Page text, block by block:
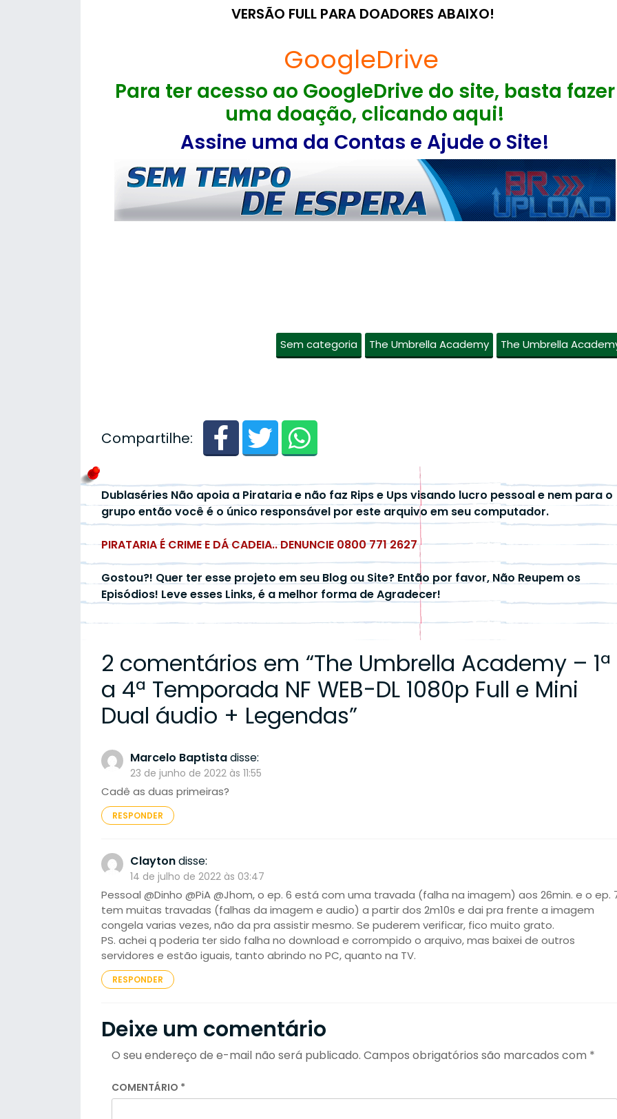
VERSÃO FULL PARA DOADORES ABAIXO!
GoogleDrive
Para ter acesso ao GoogleDrive do site, basta fazer
uma doação, clicando aqui!
Assine uma da Contas e Ajude o Site!
Sem categoria The Umbrella Academy The Umbrella
Compartilhe:
Dublaséries Não apoia a Pirataria e não faz Rips e Ups visando lucro pessoal e nem para o
grupo então você é o único responsável por este arquivo em seu computador.
PIRATARIA É CRIME E DÁ CADEIA.. DENUNCIE 0800 771 2627
Gostou?! Quer ter esse projeto em seu Blog ou Site? Então por favor, Não Reupem os
Episódios! Leve esses Links, é a melhor forma de Agradecer!
2 comentários em “The Umbrella Academy – 1ª
a 4ª Temporada NF WEB-DL 1080p Full e Mini
Dual áudio + Legendas”
Marcelo Baptistadisse:
23 de junho de 2022 às 11:55
Cadê as duas primeiras?
RESPONDER
Claytondisse:
14 de julho de 2022 às 03:47
Pessoal @Dinho @PiA @Jhom, o ep. 6 está com uma travada (falha na imagem) aos 26min. e o ep.
tem muitas travadas (falhas da imagem e audio) a partir dos 2m10s e dai pra frente a imagem
congela varias vezes, não da pra assistir mesmo. Se puderem verificar, fico muito grato.
PS. achei q poderia ter sido falha no download e corrompido o arquivo, mas baixei de outros
servidores e estão iguais, tanto abrindo no PC, quanto na TV.
RESPONDER
Deixe um comentário
O seu endereço de e-mail não será publicado. Campos obrigatórios são marcados com *
COMENTÁRIO *